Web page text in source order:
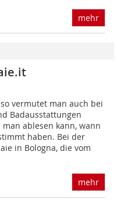
mehr
vermutet man auch bei
Badausstattungen
ablesen kann, wann
haben. Bei der
in Bologna, die vom
mehr